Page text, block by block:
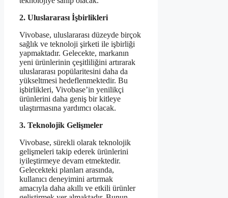
2. Uluslararası İşbirlikleri
Vivobase, uluslararası düzeyde birçok
sağlık ve teknoloji şirketi ile işbirliği
yapmaktadır. Gelecekte, markanın
yeni ürünlerinin çeşitliliğini artırarak
uluslararası popülaritesini daha da
yükseltmesi hedeflenmektedir. Bu
işbirlikleri, Vivobase’in yenilikçi
ürünlerini daha geniş bir kitleye
ulaştırmasına yardımcı olacak.
3. Teknolojik Gelişmeler
Vivobase, sürekli olarak teknolojik
gelişmeleri takip ederek ürünlerini
iyileştirmeye devam etmektedir.
Gelecekteki planları arasında,
kullanıcı deneyimini artırmak
amacıyla daha akıllı ve etkili ürünler